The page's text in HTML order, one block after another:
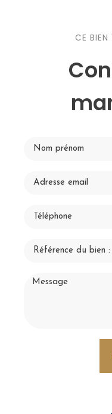
CE BIEN